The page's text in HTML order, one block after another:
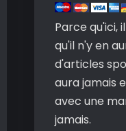
Parce qu'ici,
qu'il n'y en
d'articles
aura jamais
avec une
jamais.